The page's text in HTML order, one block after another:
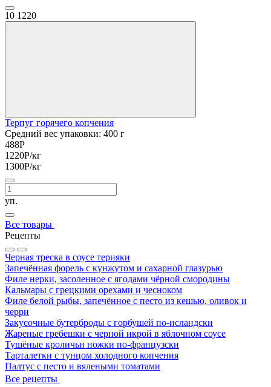
10 1220
Терпуг горячего копчения
Средний вес упаковки: 400 г
488Р
1220Р/кг
1300Р/кг
уп.
Все товары
Рецепты
Черная треска в соусе терияки
Запечённая форель с кунжутом и сахарной глазурью
Филе нерки, засоленное с ягодами чёрной смородины
Кальмары с грецкими орехами и чесноком
Филе белой рыбы, запечённое с песто из кешью, оливок и
черри
Закусочные бутерброды с горбушей по-исландски
Жареные гребешки с черной икрой в яблочном соусе
Тушёные кроличьи ножки по-французски
Тарталетки с тунцом холодного копчения
Палтус с песто и вялеными томатами
Все рецепты